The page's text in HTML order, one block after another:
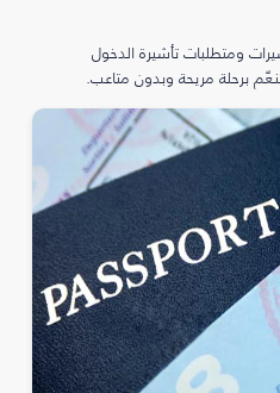
ومتطلبات تأشيرة الدخول
برحلة مريحة وبدون متاعب.